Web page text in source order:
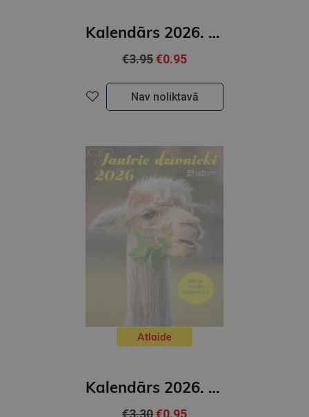
Kalendārs 2026. Rīga
€3.95€0.95
Nav noliktavā
Atlaide
Kalendārs 2026. Jautrie dzīvnieki
€3.30€0.95